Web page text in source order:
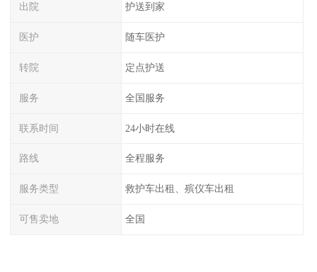
出院 护送到家
医护 随车医护
转院 定点护送
服务 全国服务
联系时间 24小时在线
路线 全程服务
服务类型 救护车出租、殡仪车出租
可售卖地 全国